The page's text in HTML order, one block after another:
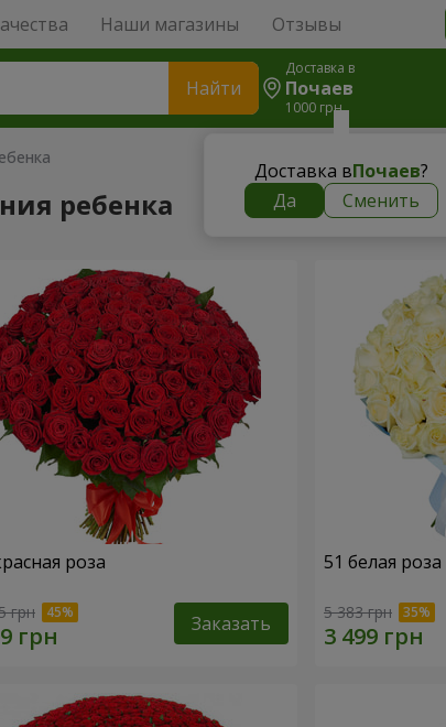
Наши магазины Отзывы
Найти
Доставка в
Почаев
1000 грн
Доставка вПочаев?
Да
Сменить
ребенка
роза
грн Заказать
51 белая роза
5 383 грн